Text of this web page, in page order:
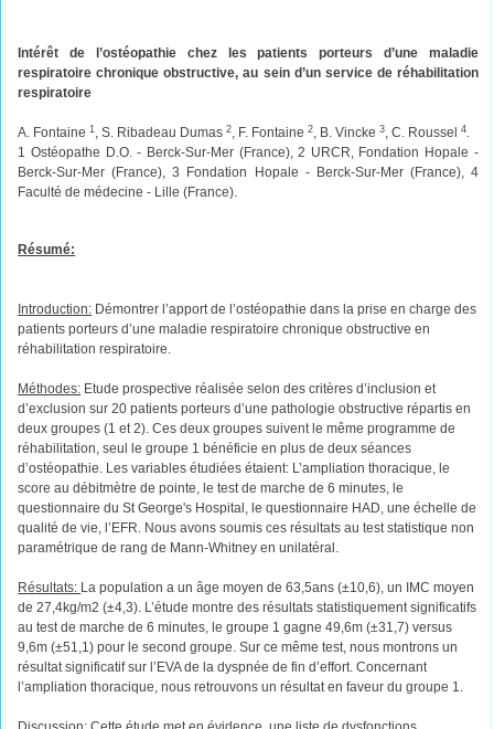
Intérêt de l’ostéopathie chez les patients porteurs d’une maladie
respiratoire chronique obstructive, au sein d’un service de réhabilitation
respiratoire
A. Fontaine1 , S. Ribadeau Dumas2, F. Fontaine2, B. Vincke3, C. Roussel4.
1 Ostéopathe D.O. - Berck-Sur-Mer (France), 2 URCR, Fondation Hopale -
Berck-Sur-Mer (France), 3 Fondation Hopale - Berck-Sur-Mer (France), 4
Faculté de médecine - Lille (France).
Résumé:
Introduction: Démontrer l’apport de l’ostéopathie dans la prise en charge des
patients porteurs d’une maladie respiratoire chronique obstructive en
réhabilitation respiratoire.
Méthodes: Etude prospective réalisée selon des critères d’inclusion et
d’exclusion sur 20 patients porteurs d’une pathologie obstructive répartis en
deux groupes (1 et 2). Ces deux groupes suivent le même programme de
réhabilitation, seul le groupe 1 bénéficie en plus de deux séances
d’ostéopathie. Les variables étudiées étaient: L’ampliation thoracique, le
score au débitmètre de pointe, le test de marche de 6 minutes, le
questionnaire du St George's Hospital, le questionnaire HAD, une échelle de
qualité de vie, l’EFR. Nous avons soumis ces résultats au test statistique non
paramétrique de rang de Mann-Whitney en unilatéral.
Résultats: La population a un âge moyen de 63,5ans (±10,6), un IMC moyen
de 27,4kg/m2 (±4,3). L’étude montre des résultats statistiquement significatifs
au test de marche de 6 minutes, le groupe 1 gagne 49,6m (±31,7) versus
9,6m (±51,1) pour le second groupe. Sur ce même test, nous montrons un
résultat significatif sur l’EVA de la dyspnée de fin d’effort. Concernant
l’ampliation thoracique, nous retrouvons un résultat en faveur du groupe 1.